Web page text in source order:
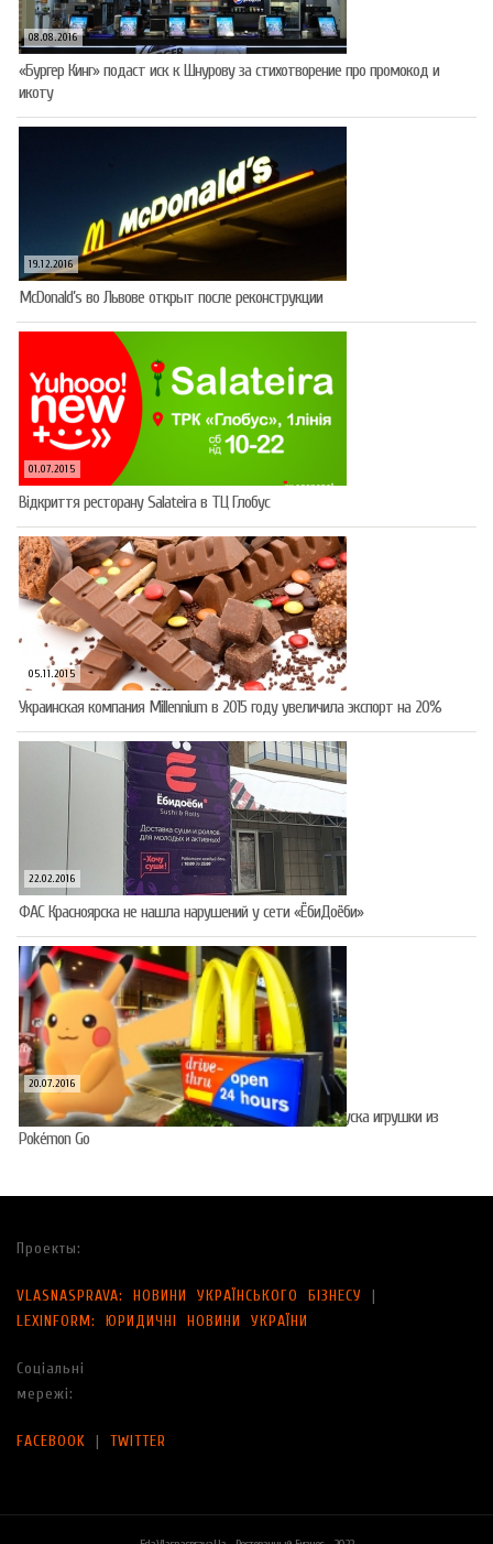
08.08.2016
«Бургер Кинг» подаст иск к Шнурову за стихотворение про промокод и
икоту
19.12.2016
McDonald’s во Львове открыт после реконструкции
01.07.2015
Відкриття ресторану Salateirа в ТЦ Глобус
05.11.2015
Украинская компания Millennium в 2015 году увеличила экспорт на 20%
22.02.2016
ФАС Красноярска не нашла нарушений у сети «ЁбиДоёби»
20.07.2016
Акции японского McDonald’s выросли на 23% после запуска игрушки из
Pokémon Go
Проекты:
VLASNASPRAVA: НОВИНИ УКРАЇНСЬКОГО БІЗНЕСУ |
LEXINFORM: ЮРИДИЧНІ НОВИНИ УКРАЇНИ
Соціальні
мережі:
FACEBOOK | TWITTER